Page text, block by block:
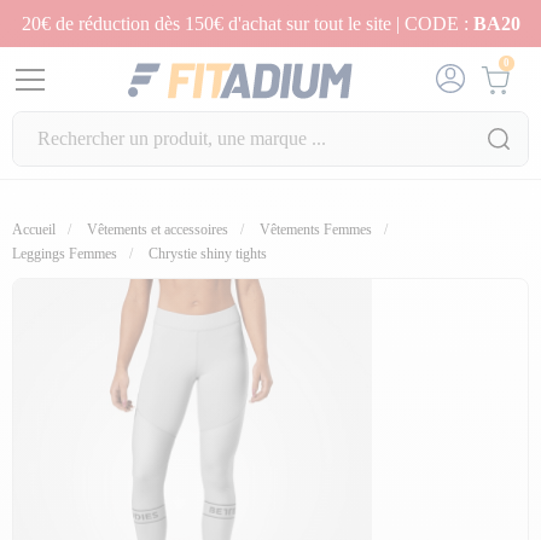
20€ de réduction dès 150€ d'achat sur tout le site | CODE : BA20
0
Accueil Vêtements et accessoires
Vêtements Femmes
Leggings Femmes
Chrystie shiny tights